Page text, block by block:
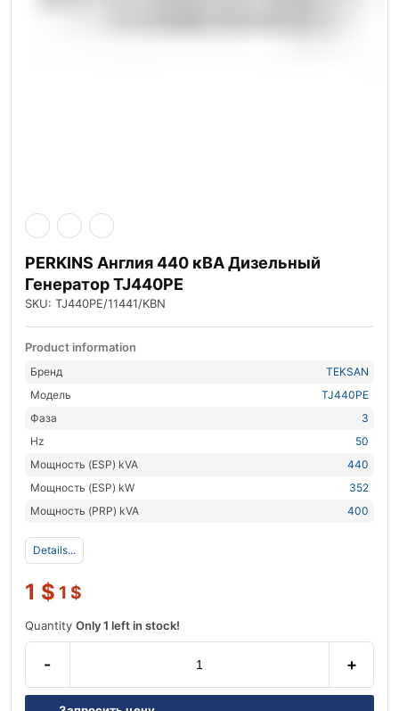
PERKINS Англия 440 кВА Дизельный
Генератор TJ440PE
SKU: TJ440PE/11441/KBN
Product information
Бренд
TEKSAN
Модель
TJ440PE
Фаза
3
Hz
50
Мощность (ESP) kVA
440
Мощность (ESP) kW
352
Мощность (PRP) kVA
400
Details...
1 $ 1 $
Quantity Only 1 left in stock!
- +